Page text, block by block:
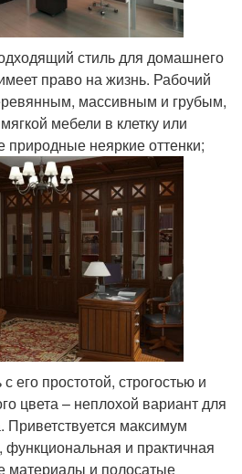
стиль для домашнего
право на жизнь. Рабочий
массивным и грубым,
мебели в клетку или
природные неяркие оттенки;
его простотой, строгостью и
цвета – неплохой вариант для
Приветствуется максимум
функциональная и практичная
материалы и полосатые